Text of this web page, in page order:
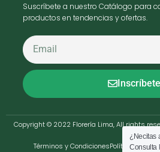
Suscríbete a nuestro Catálogo para
productos en tendencias y ofertas.
Inscríbete
Copyright © 2022 Florería Lima, All rights
Términos y CondicionesPolítica de
¿Necitas
Consulta